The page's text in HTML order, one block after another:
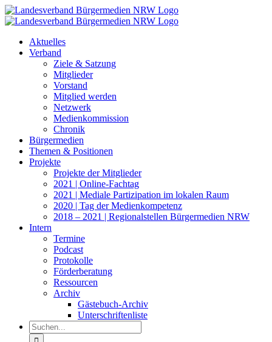
Zum
Inhalt
Aktuelles
Verband
Ziele & Satzung
Mitglieder
Vorstand
Mitglied werden
Netzwerk
Medienkommission
Chronik
Bürgermedien
Themen & Positionen
Projekte
Projekte der Mitglieder
2021 | Online-Fachtag
2021 | Mediale Partizipation im lokalen Raum
2020 | Tag der Medienkompetenz
2018 – 2021 | Regionalstellen Bürgermedien NRW
Intern
Termine
Podcast
Protokolle
Förderberatung
Ressourcen
Archiv
Gästebuch-Archiv
Unterschriftenliste
Suche
nach: